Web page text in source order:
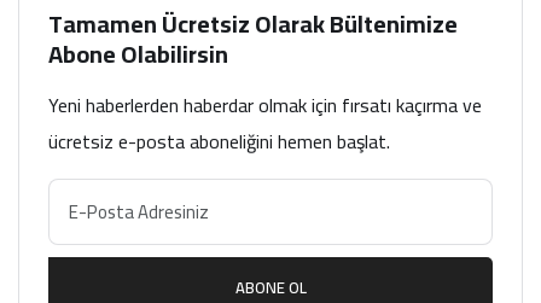
Tamamen Ücretsiz Olarak Bültenimize
Abone Olabilirsin
Yeni haberlerden haberdar olmak için fırsatı kaçırma ve
ücretsiz e-posta aboneliğini hemen başlat.
ABONE OL